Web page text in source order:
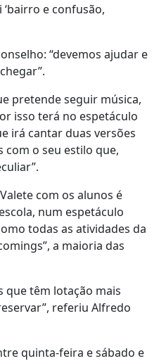
‘bairro e confusão,
“devemos ajudar e
pretende seguir música,
isso terá no espetáculo
irá cantar duas versões
com o seu estilo que,
com os alunos é
num espetáculo
todas as atividades da
a maioria das
que têm lotação mais
referiu Alfredo
quinta-feira e sábado e